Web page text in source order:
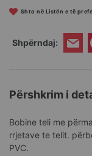
Shto në Listën e të
Shpërndaj:
Përshkrim i
Bobine teli me
rrjetave te telit.
PVC.